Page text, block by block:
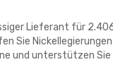
Lieferant für
Sie Nickellegierungen
und unterstützen Sie